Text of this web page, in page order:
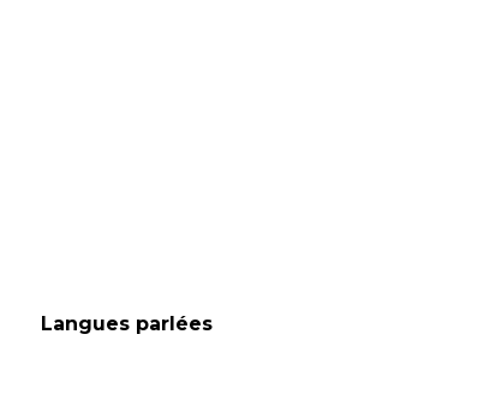
Langues parlées
Langues parlées